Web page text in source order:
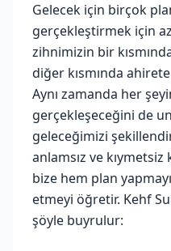
Gelecek için birçok
gerçekleştirmek için
zihnimizin bir
diğer kısmında
Aynı zamanda her
gerçekleşeceğini de
geleceğimizi
anlamsız ve kıymetsiz
bize hem plan
etmeyi öğretir. Kehf
şöyle buyrulur: